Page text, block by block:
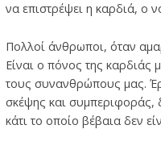
να επιστρέψει η καρδιά, ο
Πολλοί άνθρωποι, όταν
Είναι ο πόνος της
τους συνανθρώπους μας.
σκέψης και συμπεριφοράς,
κάτι το οποίο βέβαια δεν